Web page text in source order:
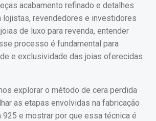
acabamento refinado e detalhes
lojistas, revendedores e investidores
de luxo para revenda, entender
processo é fundamental para
e exclusividade das joias oferecidas
explorar o método de cera perdida
as etapas envolvidas na fabricação
925 e mostrar por que essa técnica é